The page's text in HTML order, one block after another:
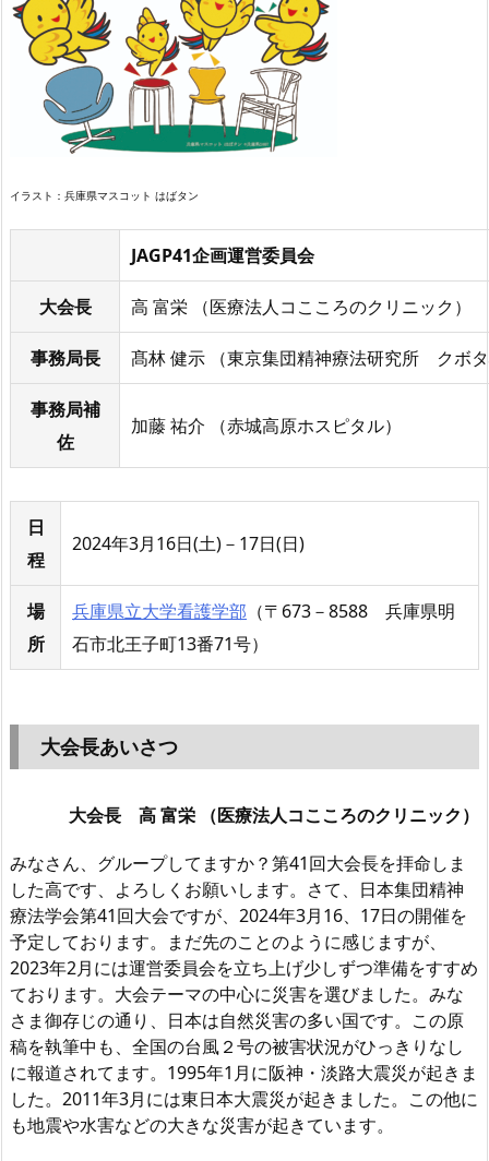
イラスト：兵庫県マスコット はばタン
JAGP41企画運営委員会
大会長 高 富栄 （医療法人コこころのクリニック）
事務局長 髙林 健示 （東京集団精神療法研究所 クボ
事務局補
佐
加藤 祐介 （赤城高原ホスピタル）
日
程
2024年3月16日(土)－17日(日)
場
所
兵庫県立大学看護学部 （〒673－8588 兵庫県明
石市北王子町13番71号）
大会長あいさつ
大会長 高 富栄 （医療法人コこころのクリニック）
みなさん、グループしてますか？第41回大会長を拝命しま
した高です、よろしくお願いします。さて、日本集団精神
療法学会第41回大会ですが、2024年3月16、17日の開催を
予定しております。まだ先のことのように感じますが、
2023年2月には運営委員会を立ち上げ少しずつ準備をすすめ
ております。大会テーマの中心に災害を選びました。みな
さま御存じの通り、日本は自然災害の多い国です。この原
稿を執筆中も、全国の台風２号の被害状況がひっきりなし
に報道されてます。1995年1月に阪神・淡路大震災が起きま
した。2011年3月には東日本大震災が起きました。この他に
も地震や水害などの大きな災害が起きています。